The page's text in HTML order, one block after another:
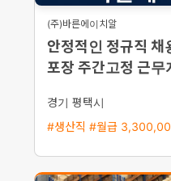
(주)바른에이치알
안정적인 정규직 채
포장 주간고정 근무
경기 평택시
#생산직 #월급